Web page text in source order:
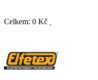
Celkem: 0 Kč